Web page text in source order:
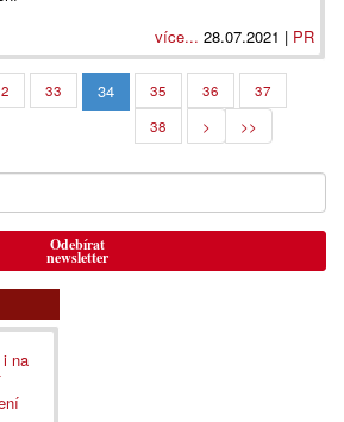
více... 28.07.2021 | PR
33 34 35 36
37
38
> >>
Odebírat
newsletter
na